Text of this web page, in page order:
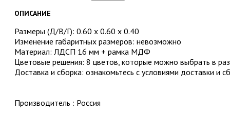
ОПИСАНИЕ
Размеры (Д/В/Г): 0.60 x 0.60 x 0.40
Изменение габаритных размеров: невозможно
Материал: ЛДСП 16 мм + рамка МДФ
Цветовые решения: 8 цветов, которые можно выбрать в
Доставка и сборка: ознакомьтесь с условиями доставки и
Производитель : Россия